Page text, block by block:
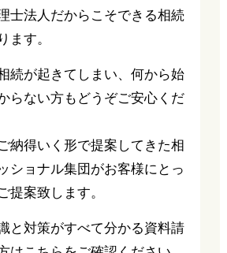
士法人だからこそできる相続
ます。
続が起きてしまい、何から始
らない方もどうぞご安心くだ
納得いく形で提案してきた相
ショナル集団がお客様にとっ
提案致します。
と対策がすべて分かる資料請